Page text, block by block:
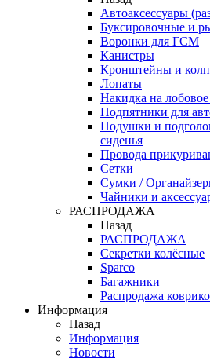
Автоаксессуары
Буксировочные и
Воронки для ГСМ
Канистры
Кронштейны и
Лопаты
Накидка на лобовое
Подпятники для
Подушки и
сиденья
Провода
Сетки
Сумки /
Чайники и
РАСПРОДАЖА
Назад
РАСПРОДАЖА
Секретки колёсные
Sparco
Багажники
Распродажа
Информация
Назад
Информация
Новости